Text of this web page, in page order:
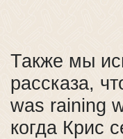
Также мы
рассказа,
was raining
когда Крис